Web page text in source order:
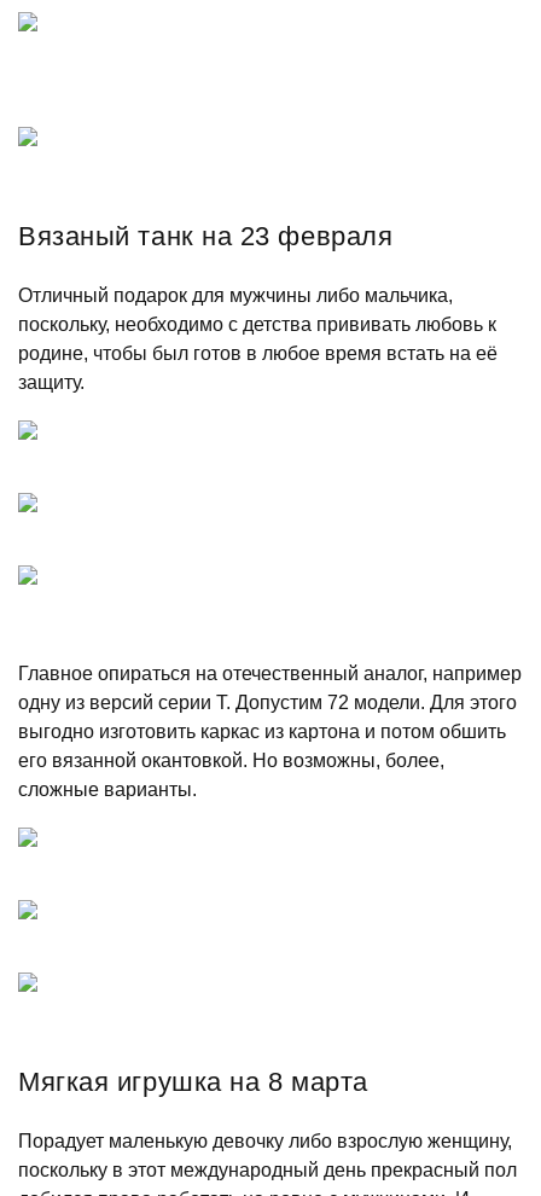
Вязаный танк на 23 февраля
Отличный подарок для мужчины либо мальчика,
поскольку, необходимо с детства прививать любовь к
родине, чтобы был готов в любое время встать на её
защиту.
Главное опираться на отечественный аналог, например
одну из версий серии Т. Допустим 72 модели. Для этого
выгодно изготовить каркас из картона и потом обшить
его вязанной окантовкой. Но возможны, более,
сложные варианты.
Мягкая игрушка на 8 марта
Порадует маленькую девочку либо взрослую женщину,
поскольку в этот международный день прекрасный пол